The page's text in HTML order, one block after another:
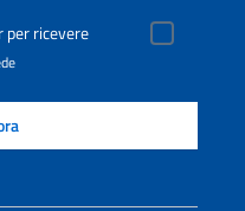
per ricevere